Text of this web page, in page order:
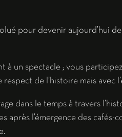
pour devenir aujourd’hui
à un spectacle ; vous
de l’histoire mais avec
dans le temps à travers
après l’émergence des cafés-